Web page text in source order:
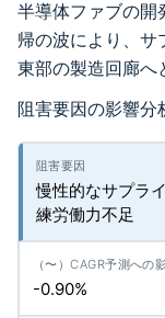
半導体ファブの開
帰の波により、サ
東部の製造回廊へ
阻害要因の影響分
慢性的なサプラ
練労働力不足
-0.90%